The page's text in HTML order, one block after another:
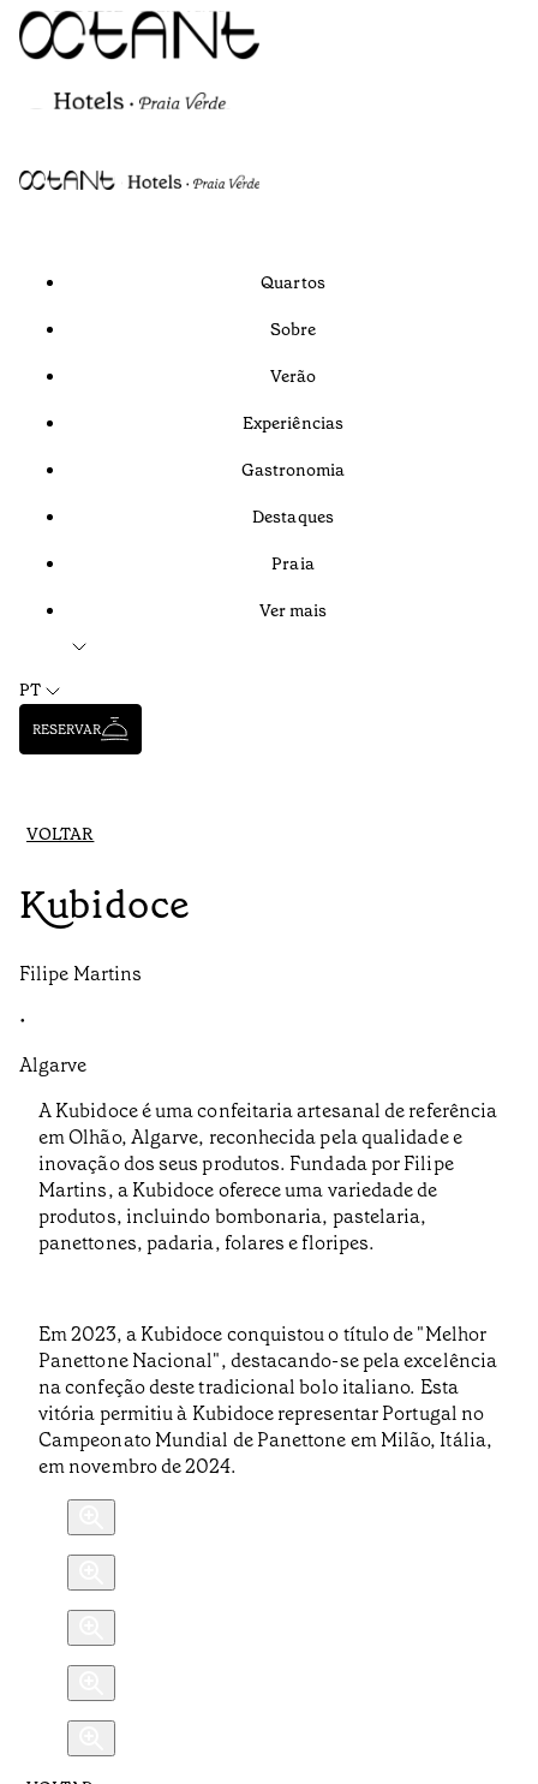
Quartos
Sobre
Verão
Experiências
Gastronomia
Destaques
Praia
Ver mais
PT
RESERVAR
VOLTAR
Kubidoce
Filipe Martins
•
Algarve
A Kubidoce é uma confeitaria artesanal de referência
em Olhão, Algarve, reconhecida pela qualidade e
inovação dos seus produtos. Fundada por Filipe
Martins, a Kubidoce oferece uma variedade de
produtos, incluindo bombonaria, pastelaria,
panettones, padaria, folares e floripes. ​
Em 2023, a Kubidoce conquistou o título de "Melhor
Panettone Nacional", destacando-se pela excelência
na confeção deste tradicional bolo italiano. Esta
vitória permitiu à Kubidoce representar Portugal no
Campeonato Mundial de Panettone em Milão, Itália,
em novembro de 2024. ​